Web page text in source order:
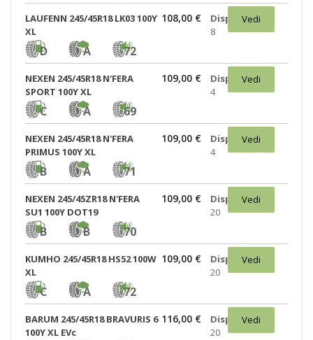
LAUFENN 245/45R18 LK03 100Y
XL
D A 72
108,00 €
Disponibili:
8
Vedi
NEXEN 245/45R18 N'FERA
SPORT 100Y XL
C A 69
109,00 €
Disponibili:
4
Vedi
NEXEN 245/45R18 N'FERA
PRIMUS 100Y XL
B A 71
109,00 €
Disponibili:
4
Vedi
NEXEN 245/45ZR18 N'FERA
SU1 100Y DOT19
B B 70
109,00 €
Disponibili:
20
Vedi
KUMHO 245/45R18 HS52 100W
XL
C A 72
109,00 €
Disponibili:
20
Vedi
BARUM 245/45R18 BRAVURIS 6
100Y XL EVc
116,00 €
Disponibili:
20
Vedi